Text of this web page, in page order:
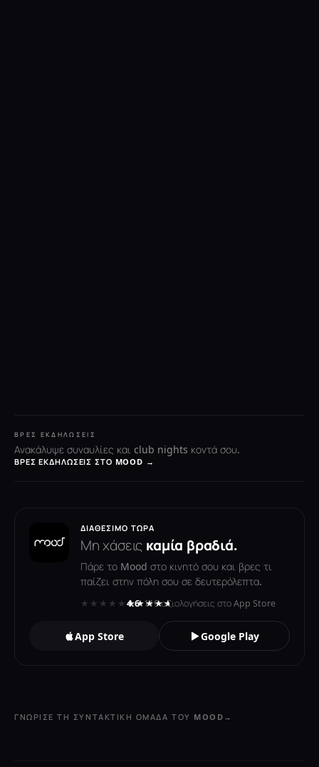
ΒΡΕΣ ΕΚΔΗΛΏΣΕΙΣ
Ανακάλυψε συναυλίες και club nights κοντά σου.
ΒΡΕΣ ΕΚΔΗΛΏΣΕΙΣ ΣΤΟ MOOD →
ΔΙΑΘΈΣΙΜΟ ΤΏΡΑ
Μη χάσεις καμία βραδιά.
Πάρε το Mood στο κινητό σου και βρες τι
παίζει στην πόλη σου σε δευτερόλεπτα.
★★★★★★★★★★
4.6· 119 αξιολογήσεις στο App Store
App Store Google Play
ΓΝΏΡΙΣΕ ΤΗ ΣΥΝΤΑΚΤΙΚΉ ΟΜΆΔΑ ΤΟΥ MOOD →